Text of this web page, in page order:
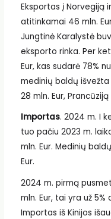
Eksportas į Norvegiją
atitinkamai 46 mln.
Jungtinė Karalystė
eksporto rinka. Per
Eur, kas sudarė 78%
medinių baldų išvežta
28 mln. Eur, Prancūziją
Importas. 2024 m. I
tuo pačiu 2023 m.
mln. Eur. Medinių
Eur.
2024 m. pirmą
mln. Eur, tai yra už
Importas iš Kinijos